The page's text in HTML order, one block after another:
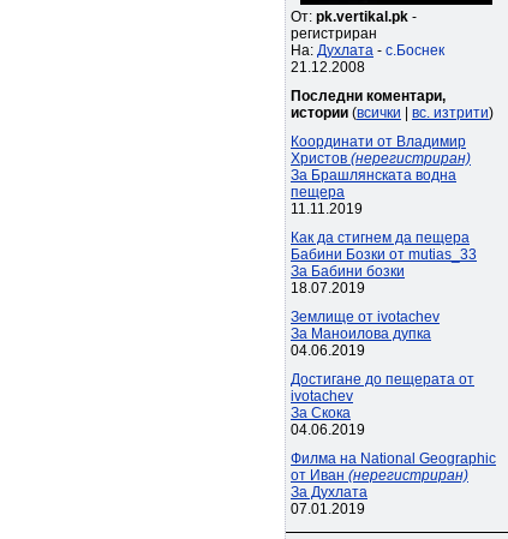
От: pk.vertikal.pk -
регистриран
На: Духлата - с.Боснек
21.12.2008
Последни коментари,
истории (всички вс. изтрити)
Координати от Владимир
Христов (нерегистриран)
За Брашлянската водна
пещера
11.11.2019
Как да стигнем да пещера
Бабини Бозки от mutias_33
За Бабини бозки
18.07.2019
Землище от ivotachev
За Маноилова дупка
04.06.2019
Достигане до пещерата от
ivotachev
За Скока
04.06.2019
Филма на National Geographic
от Иван (нерегистриран)
За Духлата
07.01.2019